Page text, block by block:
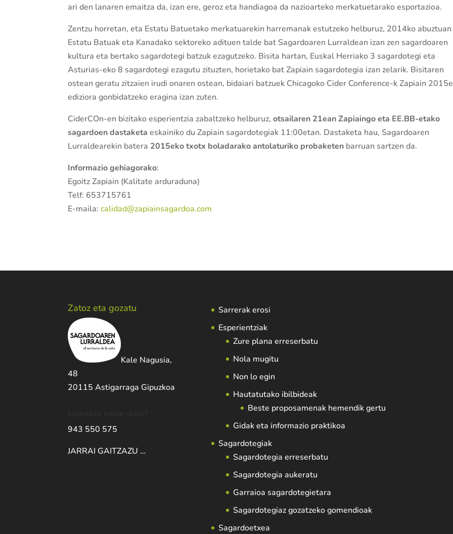
ari den lanaren emaitza da, izan ere, geroz eta handiagoa da nazioarteko merkatuetarako esportazioa.
Zentzu horretan, eta Estatu Batuetako merkatuarekin harremanak estutzeko helburuz, 2014ko abuztuan
Estatu Batuak eta Kanadako sektoreko adituen talde bat Sagardoaren Lurraldean izan zen sagardoaren
kultura eta bertako sagardotegi batzuk ezagutzeko. Bisita hartan, Euskal Herriako 3 sagardotegi eta
Asturias-eko 8 sagardotegi ezagutu zituzten, horietako bat Zapiain sagardotegia izan zelarik. Bisitaren
ostean geratu zitzaien irudi onaren ostean, bidaiari batzuek Chicagoko Cider Conference-k Zapiain
ediziora gonbidatzeko eragina izan zuten.
CiderCOn-en bizitako esperientzia zabaltzeko helburuz,otsailaren 21ean Zapiaingo eta EE.BB-etako
sagardoen dastaketa eskainiko du Zapiain sagardotegiak 11:00etan. Dastaketa hau, Sagardoaren
Lurraldearekin batera 2015eko txotx boladarako antolaturiko probaketen barruan sartzen da.
Informazio gehiagorako:
Egoitz Zapiain (Kalitate arduraduna)
Telf: 653715761
E-maila:calidad@zapiainsagardoa.com
Zatoz eta gozatu
Kale Nagusia,
48
20115 Astigarraga Gipuzkoa
943 550 575
JARRAI GAITZAZU …
Sarrerak erosi
Esperientziak
Zure plana erreserbatu
Nola mugitu
Non lo egin
Hautatutako ibilbideak
Beste proposamenak hemendik gertu
Gidak eta informazio praktikoa
Sagardotegiak
Sagardotegia erreserbatu
Sagardotegia aukeratu
Garraioa sagardotegietara
Sagardotegiaz gozatzeko gomendioak
Sagardoetxea